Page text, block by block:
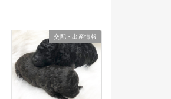
交配・出産情報